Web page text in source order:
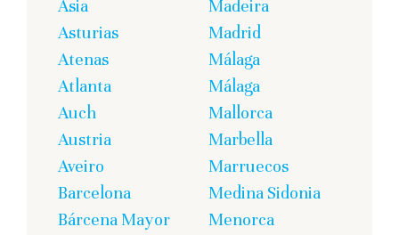
Asia
Asturias
Atenas
Atlanta
Auch
Austria
Aveiro
Barcelona
Bárcena Mayor
Madeira
Madrid
Málaga
Málaga
Mallorca
Marbella
Marruecos
Medina Sidonia
Menorca